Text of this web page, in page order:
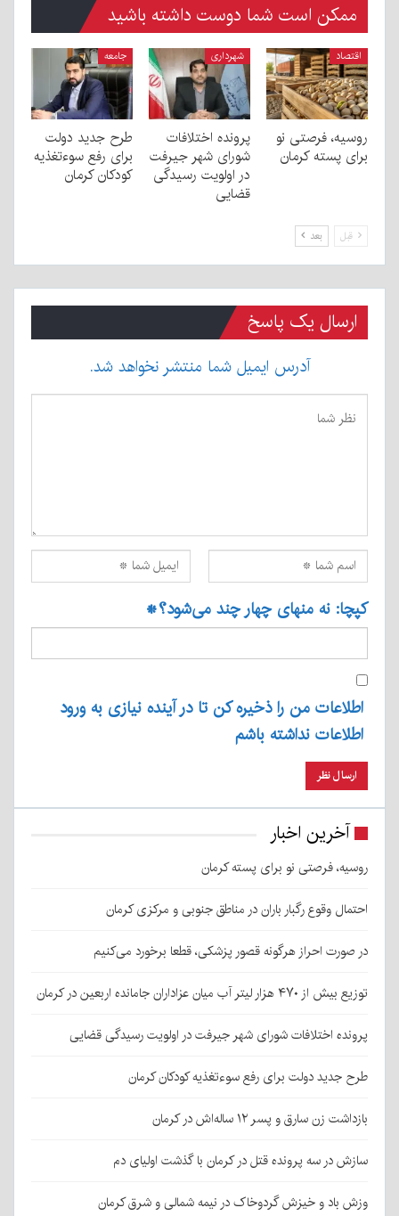
ممکن است شما دوست داشته باشید
اقتصاد
روسیه، فرصتی نو
برای پسته کرمان
شهرداری
پرونده اختلافات
شورای شهر جیرفت
در اولویت رسیدگی
قضایی
جامعه
طرح جدید دولت
برای رفع سوءتغذیه
کودکان کرمان
قبل بعد
ارسال یک پاسخ
آدرس ایمیل شما منتشر نخواهد شد.
کپچا: نه منهای چهار چند می‌شود؟*
اطلاعات من را ذخیره کن تا در آینده نیازی به ورود
اطلاعات نداشته باشم
آخرین اخبار
روسیه، فرصتی نو برای پسته کرمان
احتمال وقوع رگبار باران در مناطق جنوبی و مرکزی کرمان
در صورت احراز هرگونه قصور پزشکی، قطعا برخورد می‌کنیم
توزیع بیش از ۴۷۰ هزار لیتر آب میان عزاداران جامانده اربعین در کرمان
پرونده اختلافات شورای شهر جیرفت در اولویت رسیدگی قضایی
طرح جدید دولت برای رفع سوءتغذیه کودکان کرمان
بازداشت زن سارق و پسر ۱۲ ساله‌اش در کرمان
سازش در سه پرونده قتل در کرمان با گذشت اولیای دم
وزش باد و خیزش گردوخاک در نیمه شمالی و شرق کرمان